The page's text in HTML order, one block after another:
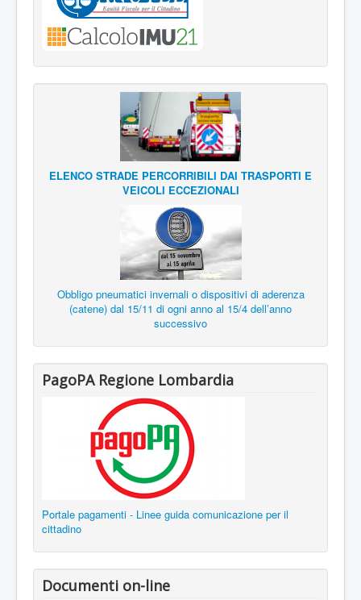
ELENCO STRADE PERCORRIBILI DAI TRASPORTI E
VEICOLI ECCEZIONALI
Obbligo pneumatici invernali o dispositivi di aderenza
(catene) dal 15/11 di ogni anno al 15/4 dell’anno
successivo
PagoPA Regione Lombardia
Portale pagamenti - Linee guida comunicazione per il
cittadino
Documenti on-line